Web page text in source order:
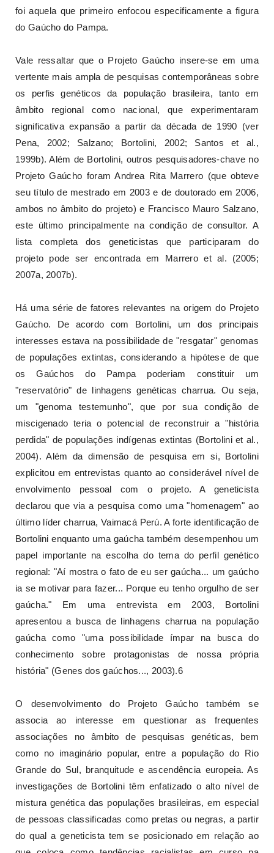
foi aquela que primeiro enfocou especificamente a figura
do Gaúcho do Pampa.
Vale ressaltar que o Projeto Gaúcho insere-se em uma
vertente mais ampla de pesquisas contemporâneas sobre
os perfis genéticos da população brasileira, tanto em
âmbito regional como nacional, que experimentaram
significativa expansão a partir da década de 1990 (ver
Pena, 2002; Salzano; Bortolini, 2002; Santos et al.,
1999b). Além de Bortolini, outros pesquisadores-chave no
Projeto Gaúcho foram Andrea Rita Marrero (que obteve
seu título de mestrado em 2003 e de doutorado em 2006,
ambos no âmbito do projeto) e Francisco Mauro Salzano,
este último principalmente na condição de consultor. A
lista completa dos geneticistas que participaram do
projeto pode ser encontrada em Marrero et al. (2005;
2007a, 2007b).
Há uma série de fatores relevantes na origem do Projeto
Gaúcho. De acordo com Bortolini, um dos principais
interesses estava na possibilidade de "resgatar" genomas
de populações extintas, considerando a hipótese de que
os Gaúchos do Pampa poderiam constituir um
"reservatório" de linhagens genéticas charrua. Ou seja,
um "genoma testemunho", que por sua condição de
miscigenado teria o potencial de reconstruir a "história
perdida" de populações indígenas extintas (Bortolini et al.,
2004). Além da dimensão de pesquisa em si, Bortolini
explicitou em entrevistas quanto ao considerável nível de
envolvimento pessoal com o projeto. A geneticista
declarou que via a pesquisa como uma "homenagem" ao
último líder charrua, Vaimacá Perú. A forte identificação de
Bortolini enquanto uma gaúcha também desempenhou um
papel importante na escolha do tema do perfil genético
regional: "Aí mostra o fato de eu ser gaúcha... um gaúcho
ia se motivar para fazer... Porque eu tenho orgulho de ser
gaúcha." Em uma entrevista em 2003, Bortolini
apresentou a busca de linhagens charrua na população
gaúcha como "uma possibilidade ímpar na busca do
conhecimento sobre protagonistas de nossa própria
história" (Genes dos gaúchos..., 2003).6
O desenvolvimento do Projeto Gaúcho também se
associa ao interesse em questionar as frequentes
associações no âmbito de pesquisas genéticas, bem
como no imaginário popular, entre a população do Rio
Grande do Sul, branquitude e ascendência europeia. As
investigações de Bortolini têm enfatizado o alto nível de
mistura genética das populações brasileiras, em especial
de pessoas classificadas como pretas ou negras, a partir
do qual a geneticista tem se posicionado em relação ao